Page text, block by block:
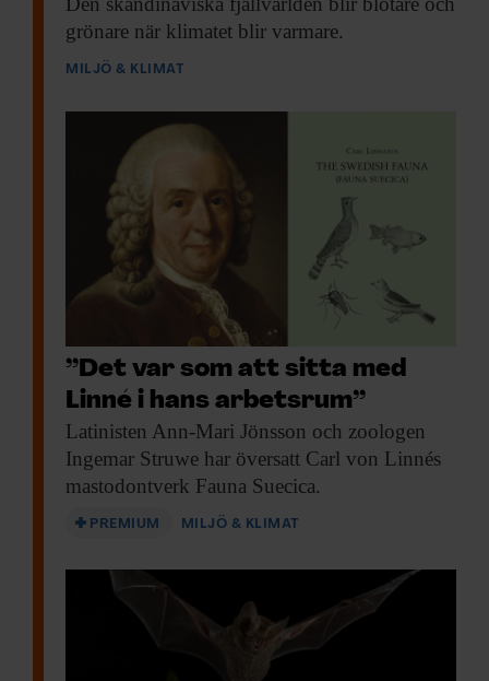
grönare när klimatet blir varmare.
MILJÖ & KLIMAT
”Det var som att sitta med
Linné i hans arbetsrum”
Latinisten Ann-Mari Jönsson och zoologen
Ingemar Struwe har översatt Carl von Linnés
mastodontverk Fauna Suecica.
PREMIUM MILJÖ & KLIMAT